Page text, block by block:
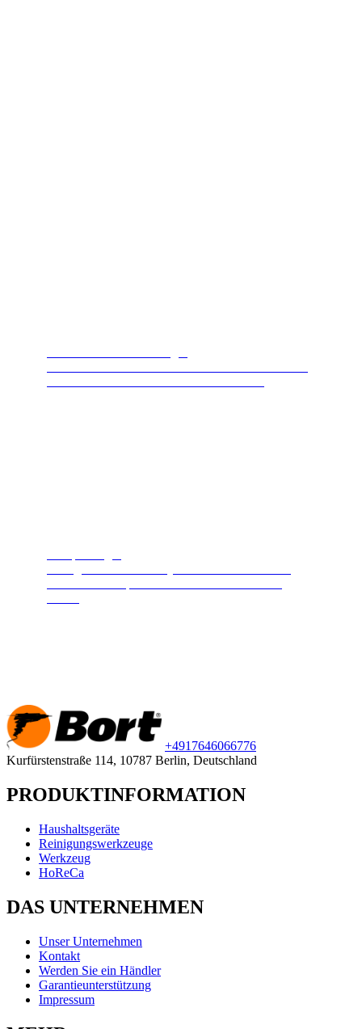
+4917646066776
Kurfürstenstraße 114, 10787 Berlin, Deutschland
PRODUKTINFORMATION
Haushaltsgeräte
Reinigungswerkzeuge
Werkzeug
HoReCa
DAS UNTERNEHMEN
Unser Unternehmen
Kontakt
Werden Sie ein Händler
Garantieunterstützung
Impressum